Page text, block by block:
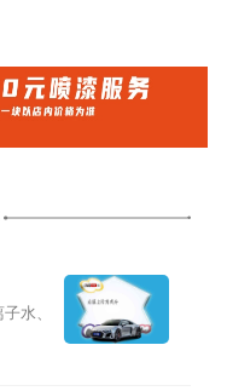
水、